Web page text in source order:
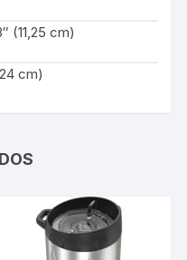
(11,25 cm)
cm)